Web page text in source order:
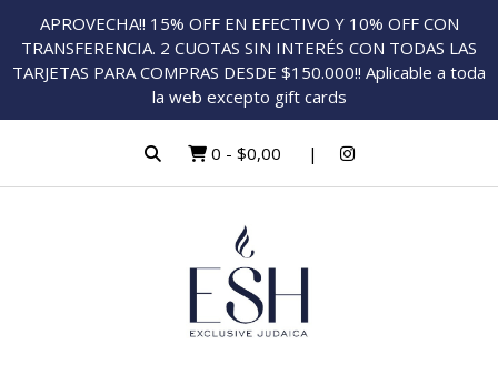
APROVECHA!! 15% OFF EN EFECTIVO Y 10% OFF CON
TRANSFERENCIA. 2 CUOTAS SIN INTERÉS CON TODAS LAS
TARJETAS PARA COMPRAS DESDE $150.000!! Aplicable a toda
la web excepto gift cards
0 - $0,00